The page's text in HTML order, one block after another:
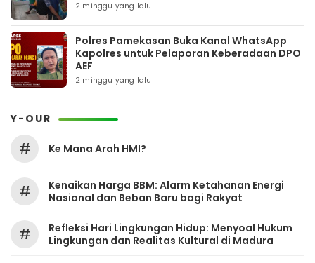
2 minggu yang lalu
Polres Pamekasan Buka Kanal WhatsApp
Kapolres untuk Pelaporan Keberadaan DPO
AEF
2 minggu yang lalu
Y-OUR
# Ke Mana Arah HMI?
#
Kenaikan Harga BBM: Alarm Ketahanan Energi
Nasional dan Beban Baru bagi Rakyat
#
Refleksi Hari Lingkungan Hidup: Menyoal Hukum
Lingkungan dan Realitas Kultural di Madura